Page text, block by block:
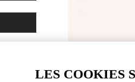
LES COOKIES